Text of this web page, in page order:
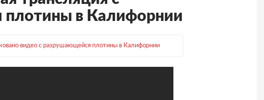
в Калифорнии
видео с разрушающейся плотины в Калифорнии